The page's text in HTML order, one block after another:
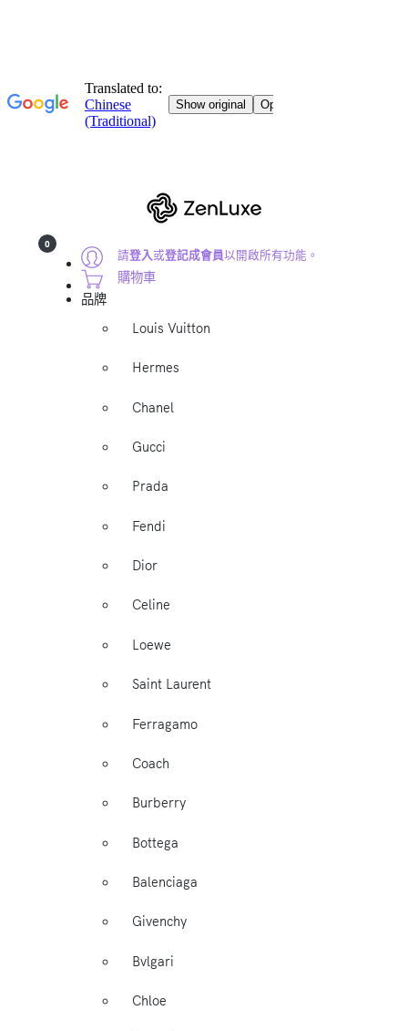
請登入或登記成會員以開啟所有功能。
0
購物車
品牌
Louis Vuitton
Hermes
Chanel
Gucci
Prada
Fendi
Dior
Celine
Loewe
Saint Laurent
Ferragamo
Coach
Burberry
Bottega
Balenciaga
Givenchy
Bvlgari
Chloe